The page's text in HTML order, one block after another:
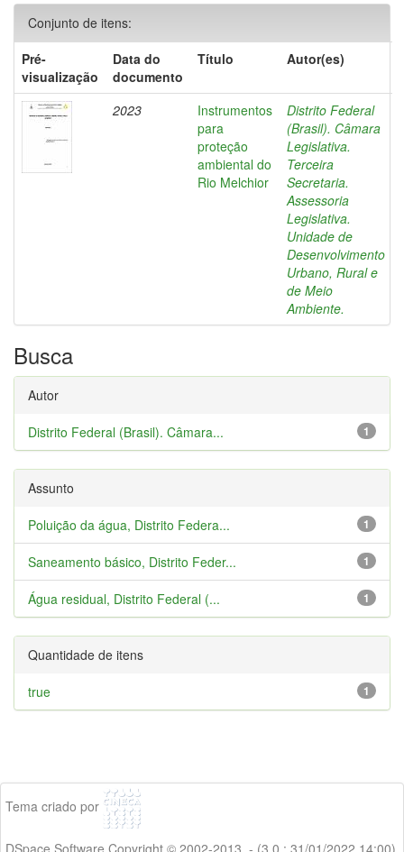
Conjunto de itens:
Pré-
visualização
Data do
documento
Título Autor(es)
2023
Instrumentos
para
proteção
ambiental do
Rio Melchior
Distrito Federal
(Brasil). Câmara
Legislativa.
Terceira
Secretaria.
Assessoria
Legislativa.
Unidade de
Desenvolvimento
Urbano, Rural e
de Meio
Ambiente.
Busca
Autor
1
Distrito Federal (Brasil). Câmara...
Assunto
1
Poluição da água, Distrito Federa...
1
Saneamento básico, Distrito Feder...
1
Água residual, Distrito Federal (...
Quantidade de itens
1
true
Tema criado por
DSpace Software Copyright © 2002-2013 - (3.0 : 31/01/2022 14:00)